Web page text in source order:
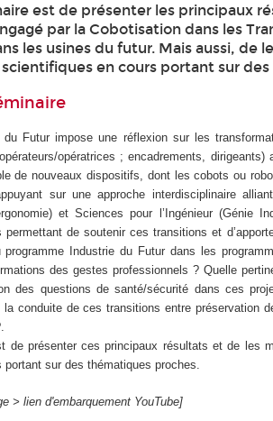
est de présenter les principaux
par la Cobotisation dans les
les usines du futur. Mais aussi, de
scientifiques en cours portant sur
du Futur impose une réflexion sur les
opératrices ; encadrements,
de nouveaux dispositifs, dont les cobots ou
sur une approche interdisciplinaire
et Sciences pour l’Ingénieur (Génie
de soutenir ces transitions et
Industrie du Futur dans les
des gestes professionnels ? Quelle
des questions de santé/sécurité dans ces
la conduite de ces transitions entre préservation
de présenter ces principaux résultats et de les
sur des thématiques proches.
> lien d'embarquement YouTube]